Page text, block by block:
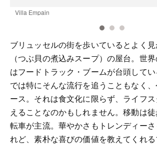
Villa Empain
ブリュッセルの街を歩いているとよく
（つぶ貝の煮込みスープ）の屋台。世
はフードトラック・ブームが台頭して
では特にそんな流行を追うこともなく
ース。それは食文化に限らず、ライフ
えることなのかもしれません。移動は
転車が主流。華やかさもトレンディー
れど、素朴な喜びの価値を教えてくれ